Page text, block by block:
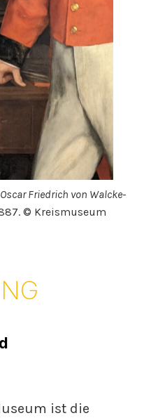
Friedrich von Walcke-
© Kreismuseum
ist die